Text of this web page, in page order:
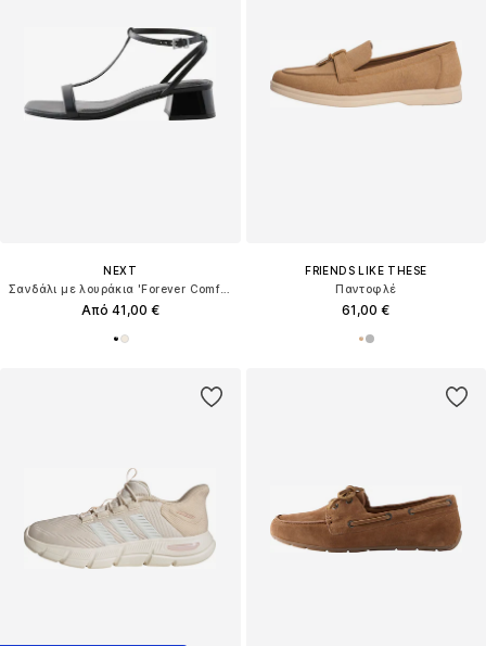
NEXT
Σανδάλι με λουράκια 'Forever Comfort'
Από 41,00 €
FRIENDS LIKE THESE
Παντοφλέ
61,00 €